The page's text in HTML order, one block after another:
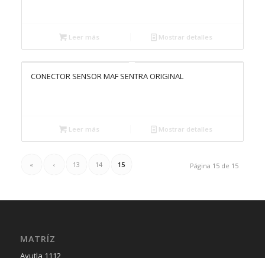
Leer más Mostrar detalles
CONECTOR SENSOR MAF SENTRA ORIGINAL
Leer más Mostrar detalles
Página 15 de 15
« ‹ 13 14 15
MATRÍZ
Ayutla 1112